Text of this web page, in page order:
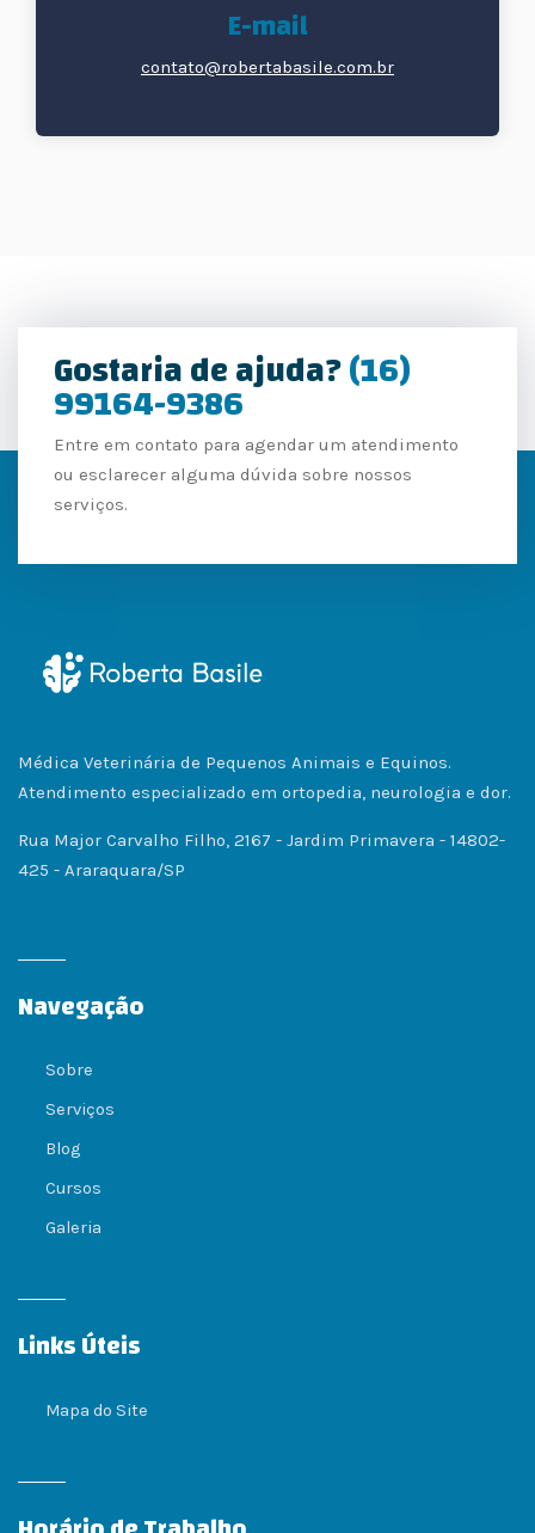
E-mail
contato@robertabasile.com.br
Gostaria de ajuda?(16)
99164-9386
Entre em contato para agendar um atendimento
ou esclarecer alguma dúvida sobre nossos
serviços.
Médica Veterinária de Pequenos Animais e Equinos.
Atendimento especializado em ortopedia, neurologia e dor.
Rua Major Carvalho Filho, 2167 - Jardim Primavera - 14802-
425 - Araraquara/SP
Navegação
Sobre
Serviços
Blog
Cursos
Galeria
Links Úteis
Mapa do Site